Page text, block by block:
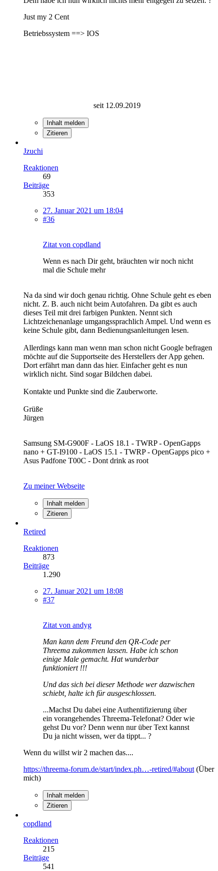
Just my 2 Cent
Betriebssystem ==> IOS
seit 12.09.2019
Inhalt melden
Zitieren
Jzuchi
Reaktionen
69
Beiträge
353
27. Januar 2021 um 18:04
#36
Zitat von copdland
Wenn es nach Dir geht, bräuchten wir noch nicht
mal die Schule mehr
Na da sind wir doch genau richtig. Ohne Schule geht es eben
nicht. Z. B. auch nicht beim Autofahren. Da gibt es auch
dieses Teil mit drei farbigen Punkten. Nennt sich
Lichtzeichenanlage umgangssprachlich Ampel. Und wenn es
keine Schule gibt, dann Bedienungsanleitungen lesen.
Allerdings kann man wenn man schon nicht Google befragen
möchte auf die Supportseite des Herstellers der App gehen.
Dort erfährt man dann das hier. Einfacher geht es nun
wirklich nicht. Sind sogar Bildchen dabei.
Kontakte und Punkte sind die Zauberworte.
Grüße
Jürgen
Samsung SM-G900F - LaOS 18.1 - TWRP - OpenGapps
nano + GT-I9100 - LaOS 15.1 - TWRP - OpenGapps pico +
Asus Padfone T00C - Dont drink as root
Zu meiner Webseite
Inhalt melden
Zitieren
Retired
Reaktionen
873
Beiträge
1.290
27. Januar 2021 um 18:08
#37
Zitat von andyg
Man kann dem Freund den QR-Code per
Threema zukommen lassen. Habe ich schon
einige Male gemacht. Hat wunderbar
funktioniert !!!
Und das sich bei dieser Methode wer dazwischen
schiebt, halte ich für ausgeschlossen.
...Machst Du dabei eine Authentifizierung über
ein vorangehendes Threema-Telefonat? Oder wie
gehst Du vor? Denn wenn nur über Text kannst
Du ja nicht wissen, wer da tippt... ?
Wenn du willst wir 2 machen das....
https://threema-forum.de/start/index.ph…-retired/#about (Über
mich)
Inhalt melden
Zitieren
copdland
Reaktionen
215
Beiträge
541